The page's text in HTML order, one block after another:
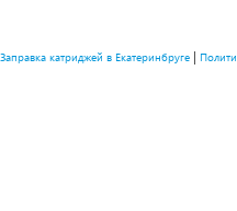
Заправка катриджей в Екатеринбруге |